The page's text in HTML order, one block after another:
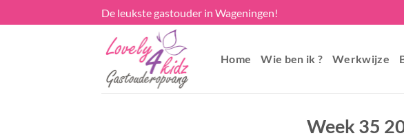
to
De leukste gastouder in Wageningen!
Home Wie ben ik ? Werkwijze
Week 35